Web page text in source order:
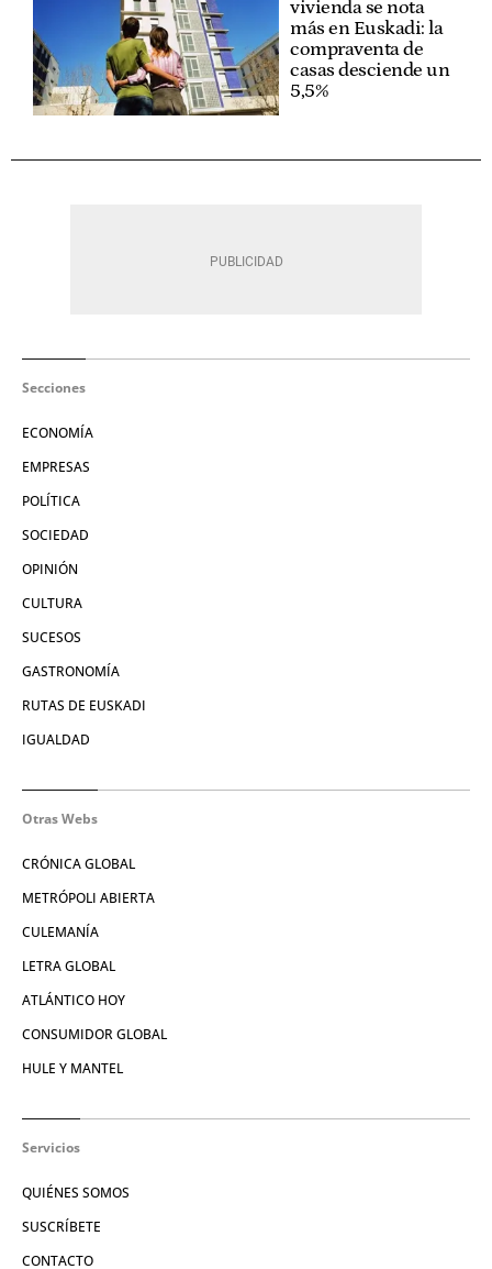
vivienda se nota
más en Euskadi: la
compraventa de
casas desciende un
5,5%
Secciones
ECONOMÍA
EMPRESAS
POLÍTICA
SOCIEDAD
OPINIÓN
CULTURA
SUCESOS
GASTRONOMÍA
RUTAS DE EUSKADI
IGUALDAD
Otras Webs
CRÓNICA GLOBAL
METRÓPOLI ABIERTA
CULEMANÍA
LETRA GLOBAL
ATLÁNTICO HOY
CONSUMIDOR GLOBAL
HULE Y MANTEL
Servicios
QUIÉNES SOMOS
SUSCRÍBETE
CONTACTO